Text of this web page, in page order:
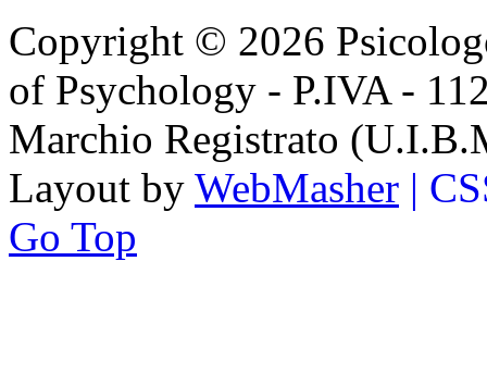
Copyright © 2026
of Psychology - P.IVA -
Marchio Registrato
Layout by WebMasher |
Go Top